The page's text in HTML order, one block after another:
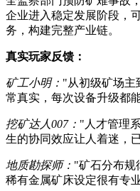
企业进入稳定发展阶段，
务，构建完整产业链。
真实玩家反馈：
矿工小明： "从初级矿场主
常真实，每次设备升级都
挖矿达人007： "人才管理
生的协同效应让人着迷，
地质勘探师： "矿石分布规
稀有金属矿床设定很有专